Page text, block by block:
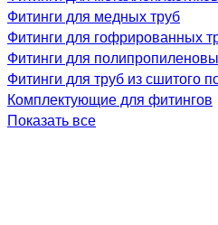
Фитинги для медных труб
Фитинги для гофрированных
Фитинги для
Фитинги для труб из сшитого
Комплектующие для фитингов
Показать все